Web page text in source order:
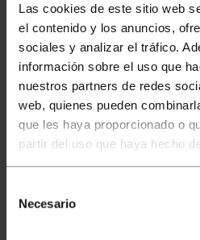
Las cookies de este sitio web
el contenido y los anuncios,
sociales y analizar el tráfico.
información sobre el uso que
nuestros partners de redes
web, quienes pueden
que les haya proporcionado o
partir del uso que haya hecho
Necesario
Kabel światłowodowy
idealny do zastosowań w
światłowodowych,
routerach, serwerach i
światłowodowych, które
i niskiej utraty sygnału.
posiadający dwa złącza ST/
dwa złącza SC/PC na
(Low Smoke Halogen Free)
przypadku pożaru kabel nie
toksycznych oparów ani
czyni go bezpieczną opcją
zamkniętych, gdzie
dymem.